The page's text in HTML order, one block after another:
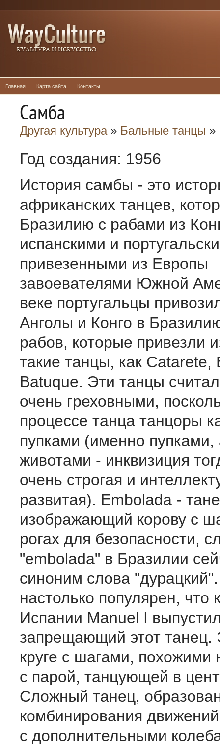
Главная Карта сайта Контакты
Самба
Другая культура» Бальные танцы »
Год создания: 1956
История самбы - это
африканских танцев,
Бразилию с рабами из
испанскими и
привезенными из Европы
завоевателями Южной
веке португальцы
Анголы и Конго в
рабов, которые привезли
такие танцы, как Catarete,
Batuque. Эти танцы
очень греховными,
процессе танца танцоры
пупками (именно пупками,
животами - инквизиция
очень строгая и
развитая). Embolada -
изображающий корову с
рогах для безопасности,
"embolada" в Бразилии
синоним слова
настолько популярен, что
Испании Manuel I
запрещающий этот танец.
круге с шагами, похожими
с парой, танцующей в
Сложный танец,
комбинирования
с дополнительными